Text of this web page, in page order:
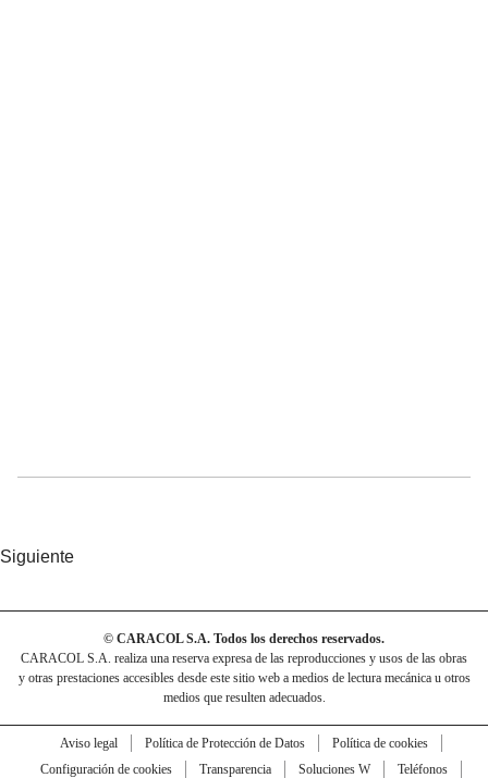
Siguiente
© CARACOL S.A. Todos los derechos reservados.
CARACOL S.A. realiza una reserva expresa de las reproducciones y usos de las obras
y otras prestaciones accesibles desde este sitio web a medios de lectura mecánica u otros
medios que resulten adecuados.
Aviso legal Política de Protección de Datos
Política de cookies
Configuración de cookies
Transparencia Soluciones W
Teléfonos